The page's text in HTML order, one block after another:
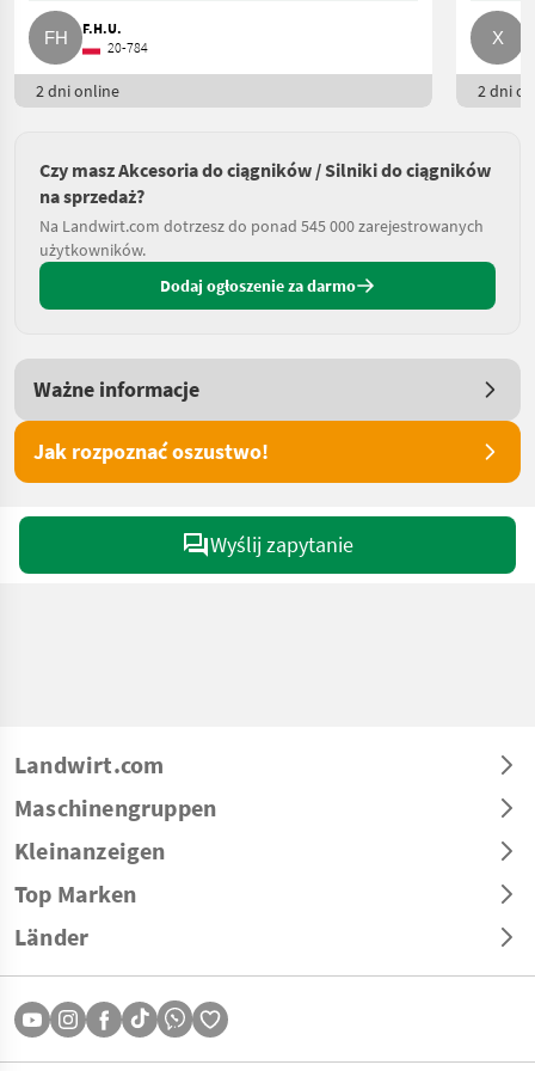
F.H.U.
20-784
2 dni online 2 dni
Czy masz Akcesoria do ciągników / Silniki do ciągników
na sprzedaż?
Na Landwirt.com dotrzesz do ponad 545 000 zarejestrowanych
użytkowników.
Dodaj ogłoszenie za darmo
Ważne informacje
Jak rozpoznać oszustwo!
Wyślij zapytanie
Landwirt.com
Maschinengruppen
Kleinanzeigen
Top Marken
Länder